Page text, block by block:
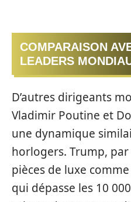
COMPARAISON
LEADERS
D’autres dirigeants
Vladimir Poutine et
une dynamique
horlogers. Trump,
pièces de luxe
qui dépasse les 10